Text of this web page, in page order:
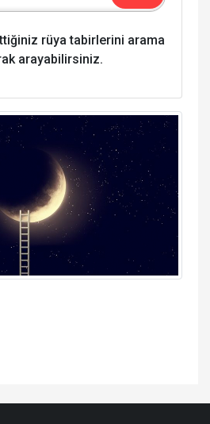
rüya tabirlerini arama
arayabilirsiniz.